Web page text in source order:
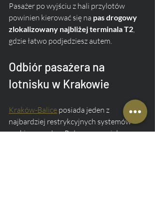
Pasażer po wyjściu z hali przylotów
powinien kierować się na pas drogowy
zlokalizowany najbliżej terminala T2,
gdzie łatwo podjedziesz autem.
Odbiór pasażera na
lotnisku w Krakowie
Kraków-Balice posiada jeden z
najbardziej restrykcyjnych systemów
parkingowych w Polsce, znany jako